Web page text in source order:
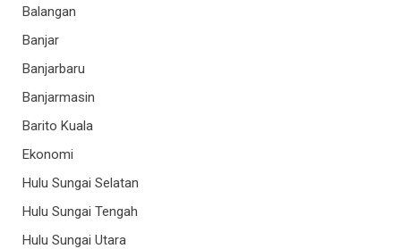
Balangan
Banjar
Banjarbaru
Banjarmasin
Barito Kuala
Ekonomi
Hulu Sungai Selatan
Hulu Sungai Tengah
Hulu Sungai Utara